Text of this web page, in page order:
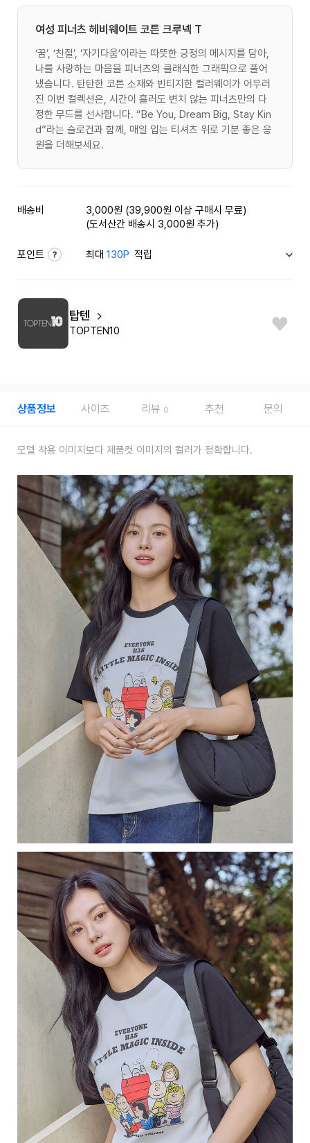
여성 피너츠 헤비웨이트 코튼 크루넥 T
‘꿈’, ‘친절’, ‘자기다움’이라는 따뜻한 긍정의 메시지를 담아,
나를 사랑하는 마음을 피너츠의 클래식한 그래픽으로 풀어
냈습니다. 탄탄한 코튼 소재와 빈티지한 컬러웨이가 어우러
진 이번 컬렉션은, 시간이 흘러도 변치 않는 피너츠만의 다
정한 무드를 선사합니다. “Be You, Dream Big, Stay Kin
d”라는 슬로건과 함께, 매일 입는 티셔츠 위로 기분 좋은 응
원을 더해보세요.
배송비
3,000원 (39,900원 이상 구매시 무료)
(도서산간 배송시 3,000원 추가)
포인트 최대130P 적립
탑텐
TOPTEN10
상품정보 사이즈 리뷰 0 추천 문의
모델 착용 이미지보다 제품컷 이미지의 컬러가 정확합니다.